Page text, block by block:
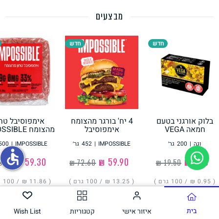
גבינות טבעוניות
מבצעים
חדש
בלוק אורגני בטעם
חמאה VEGA
200 גר׳ | וגה
‏19.50 ₪ ‏1.90 ₪
( ‏0.95 ₪ / 100 גרם )
חדש
4 יח' בורגר מהצומח
אימפוסיבל
452 גר׳ | IMPOSSIBLE
‏72.60 ₪
( ‏13.25 ₪ / 100 גרם )
אימפוסיבל
מהצומח IMPOSSIBLE
| IMPOSSIBLE
‏68.00 ₪
( ‏11.86 ₪ / 100 גרם
הוסיפו בית איזור אישי קטגוריות Wish List
accessible